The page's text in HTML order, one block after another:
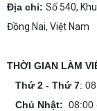
Địa chỉ: Số 540,
Đồng Nai, Việt Nam
THỜI GIAN LÀM
Thứ 2 - Thứ 7:
Chủ Nhật: 08:00